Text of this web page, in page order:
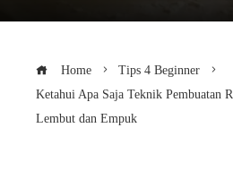
Home
Tips 4 Beginner
Ketahui Apa Saja Teknik Pembuatan
Lembut dan Empuk